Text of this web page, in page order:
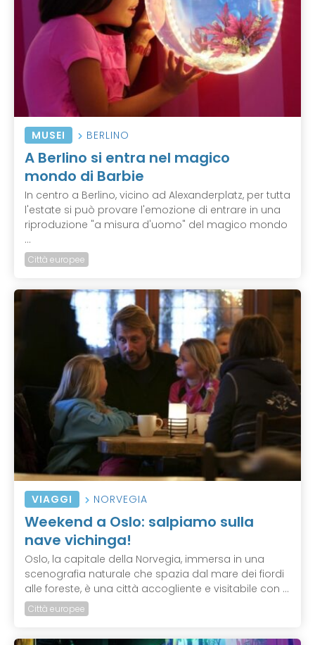
MUSEI BERLINO
A Berlino si entra nel magico
mondo di Barbie
In centro a Berlino, vicino ad Alexanderplatz, per tutta
l'estate si può provare l'emozione di entrare in una
riproduzione "a misura d'uomo" del magico mondo
...
Città europee
VIAGGI NORVEGIA
Weekend a Oslo: salpiamo sulla
nave vichinga!
Oslo, la capitale della Norvegia, immersa in una
scenografia naturale che spazia dal mare dei fiordi
alle foreste, è una città accogliente e visitabile con ...
Città europee